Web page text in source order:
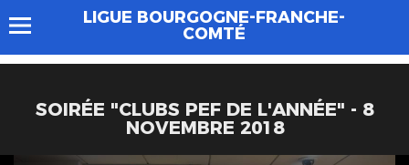
LIGUE BOURGOGNE-FRANCHE-
COMTÉ
SOIRÉE "CLUBS PEF DE L'ANNÉE" - 8
NOVEMBRE 2018